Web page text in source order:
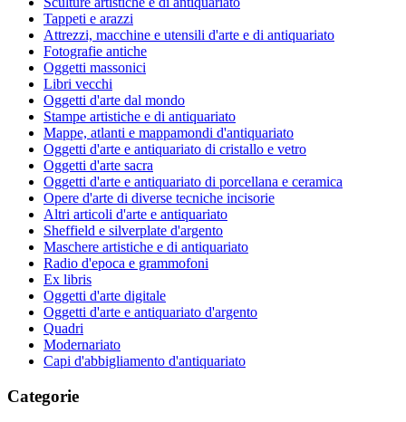
Tappeti e arazzi
Attrezzi, macchine e utensili d'arte e di antiquariato
Fotografie antiche
Oggetti massonici
Libri vecchi
Oggetti d'arte dal mondo
Stampe artistiche e di antiquariato
Mappe, atlanti e mappamondi d'antiquariato
Oggetti d'arte e antiquariato di cristallo e vetro
Oggetti d'arte sacra
Oggetti d'arte e antiquariato di porcellana e ceramica
Opere d'arte di diverse tecniche incisorie
Altri articoli d'arte e antiquariato
Sheffield e silverplate d'argento
Maschere artistiche e di antiquariato
Radio d'epoca e grammofoni
Ex libris
Oggetti d'arte digitale
Oggetti d'arte e antiquariato d'argento
Quadri
Modernariato
Capi d'abbigliamento d'antiquariato
Categorie